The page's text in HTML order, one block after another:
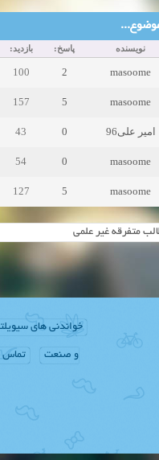
نویسنده پاسخ: بازدید:
masoome
2
100
masoome
5
157
امیر علی96 0
43
masoome
0
54
masoome
5
127
خواندنی های
و صنعت تماس